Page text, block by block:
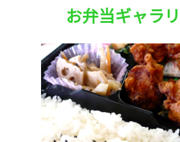
お弁当ギャラ